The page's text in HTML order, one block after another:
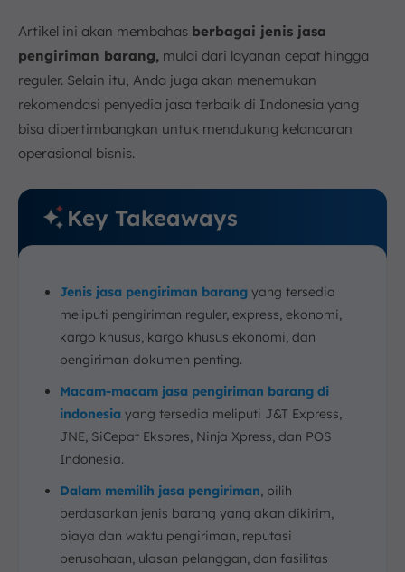
Artikel ini akan membahas berbagai jenis jasa
pengiriman barang, mulai dari layanan cepat hingga
reguler. Selain itu, Anda juga akan menemukan
rekomendasi penyedia jasa terbaik di Indonesia yang
bisa dipertimbangkan untuk mendukung kelancaran
operasional bisnis.
Key Takeaways
Jenis jasa pengiriman barang yang tersedia
meliputi pengiriman reguler, express, ekonomi,
kargo khusus, kargo khusus ekonomi, dan
pengiriman dokumen penting.
Macam-macam jasa pengiriman barang di
indonesia yang tersedia meliputi J&T Express,
JNE, SiCepat Ekspres, Ninja Xpress, dan POS
Indonesia.
Dalam memilih jasa pengiriman, pilih
berdasarkan jenis barang yang akan dikirim,
biaya dan waktu pengiriman, reputasi
perusahaan, ulasan pelanggan, dan fasilitas